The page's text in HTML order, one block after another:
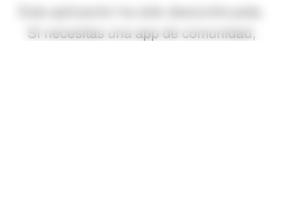
Esta aplicación ha sido descontinuada.
Si necesitas una app de comunidad,